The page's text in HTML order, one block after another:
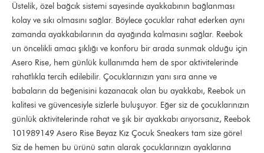
Üstelik, özel bağcık sistemi sayesinde ayakkabının bağlanması
kolay ve sıkı olmasını sağlar. Böylece çocuklar rahat ederken aynı
zamanda ayakkabılarının da ayağında kalmasını sağlar. Reebok
un öncelikli amacı şıklığı ve konforu bir arada sunmak olduğu için
Asero Rise, hem günlük kullanımda hem de spor aktivitelerinde
rahatlıkla tercih edilebilir. Çocuklarınızın yanı sıra anne ve
babaların da beğenisini kazanacak olan bu ayakkabı, Reebok un
kalitesi ve güvencesiyle sizlerle buluşuyor. Eğer siz de çocuklarınızın
günlük aktivitelerinde rahat ve şık bir ayakkabı arıyorsanız, Reebok
101989149 Asero Rise Beyaz Kız Çocuk Sneakers tam size göre!
Siz de hemen bu ürünü satın alarak çocuklarınızın ayaklarına